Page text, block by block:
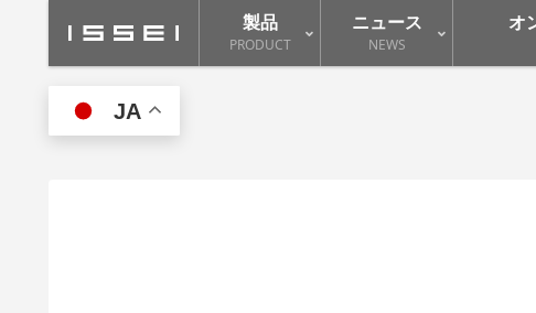
製品
PRODUCT
ニュース
NEWS
オ
JA